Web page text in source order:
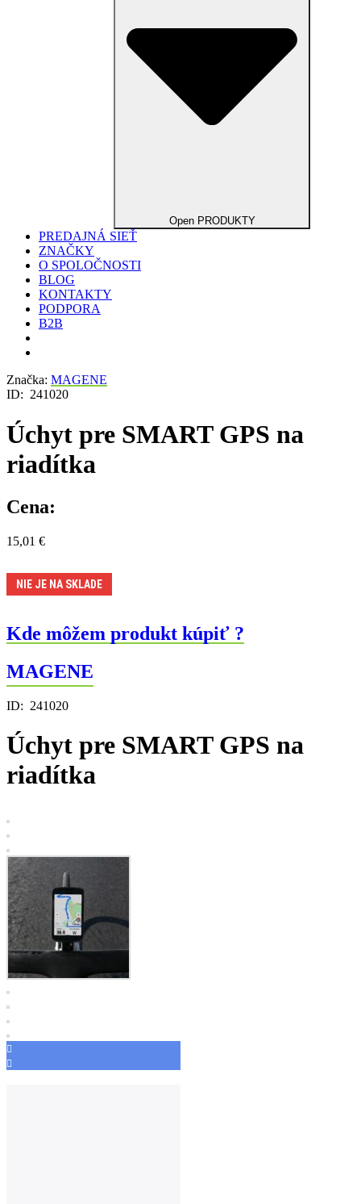
Open PRODUKTY
PREDAJNÁ SIEŤ
ZNAČKY
O SPOLOČNOSTI
BLOG
KONTAKTY
PODPORA
B2B
Značka: MAGENE
ID: 241020
Úchyt pre SMART GPS na
riadítka
Cena:
15,01 €
NIE JE NA SKLADE
Kde môžem produkt kúpiť ?
MAGENE
ID: 241020
Úchyt pre SMART GPS na
riadítka